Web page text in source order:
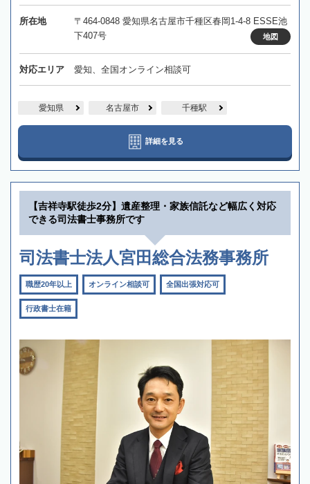
所在地
〒464-0848 愛知県名古屋市千種区春岡1-4-8 ESSE池
下407号
地図
対応エリア 愛知、全国オンライン相談可
愛知県 名古屋市 千種駅
詳細を見る
【吉祥寺駅徒歩2分】遺産整理・家族信託など幅広く対応
できる司法書士事務所です
司法書士法人宮田総合法務事務所
職歴20年以上 オンライン相談可 全国出張対応可
行政書士在籍